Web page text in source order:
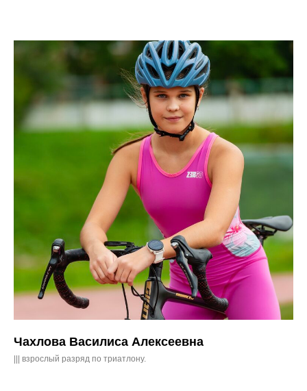
Чахлова Василиса Алексеевна
||| взрослый разряд по триатлону.